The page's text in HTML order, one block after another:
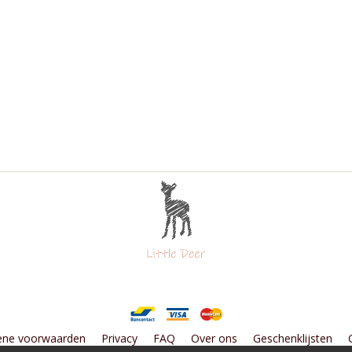
voorwaarden Privacy FAQ Over ons Geschenklijsten